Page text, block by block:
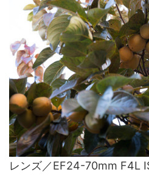
レンズ／EF24-70mm F4L